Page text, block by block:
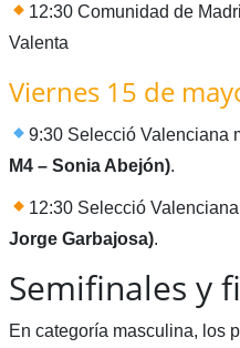
12:30 Comunidad de
Valenta
Viernes 15 de
9:30 Selecció Valenciana
M4 – Sonia Abejón).
12:30 Selecció
Jorge Garbajosa).
Semifinales y
En categoría masculina, los